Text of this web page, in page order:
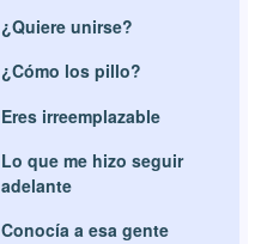
¿Quiere unirse?
¿Cómo los pillo?
Eres irreemplazable
Lo que me hizo seguir
adelante
Conocía a esa gente